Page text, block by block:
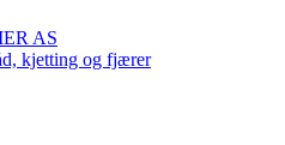
AS
kjetting og fjærer